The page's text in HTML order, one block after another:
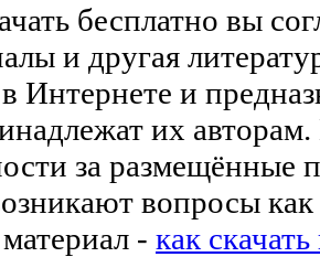
бесплатно вы
и другая
Интернете и
их
за размещённые
вопросы как
- как